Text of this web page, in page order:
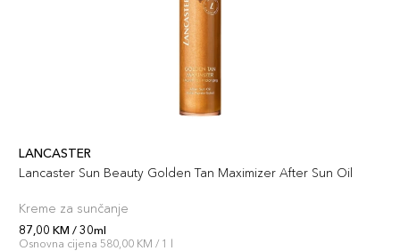
LANCASTER
Lancaster Sun Beauty Golden Tan Maximizer After Sun Oil
Kreme za sunčanje
87,00 KM / 30ml
Osnovna cijena 580,00 KM / 1 l